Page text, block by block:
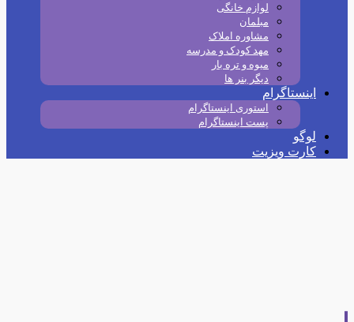
لوازم خانگی
مبلمان
مشاوره املاک
مهد کودک و مدرسه
میوه و تره بار
دیگر بنر ها
اینستاگرام
استوری اینستاگرام
پست اینستاگرام
لوگو
کارت ویزیت